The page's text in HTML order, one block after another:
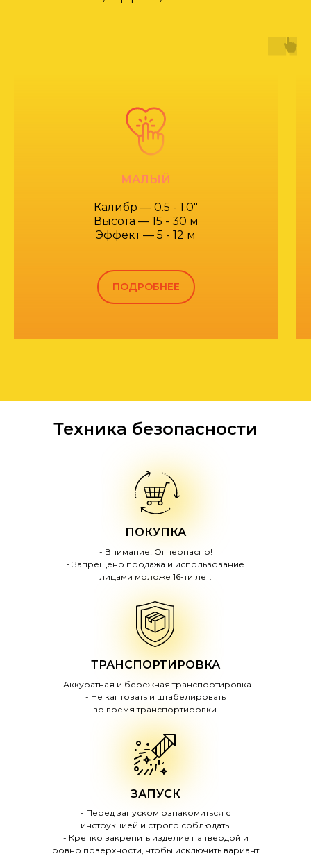
МАЛЫЙ
Калибр — 0.5 - 1.0"
Высота — 15 - 30 м
Эффект — 5 - 12 м
ПОДРОБНЕЕ
ПОКУПКА
- Внимание! Огнеопасно!
- Запрещено продажа и использование
лицами моложе 16-ти лет.
ЗАПУСК
- Перед запуском ознакомиться с
инструкцией и строго соблюдать.
- Крепко закрепить изделие на твердой и
ровно поверхности, чтобы исключить вариант
ТРАНСПОРТИРОВКА
- Аккуратная и бережная транспортировка.
- Не кантовать и штабелировать
во время транспортировки.
Техника безопасности